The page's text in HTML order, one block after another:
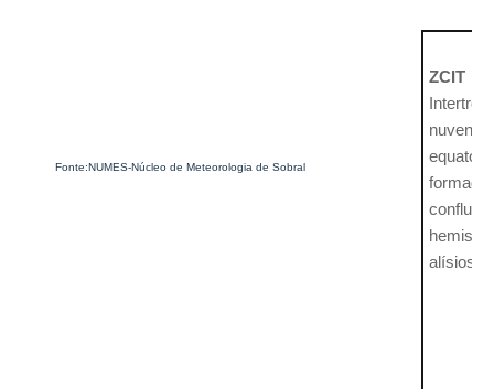
Fonte:NUMES-Núcleo de Meteorologia de Sobral
ZCIT
alísios